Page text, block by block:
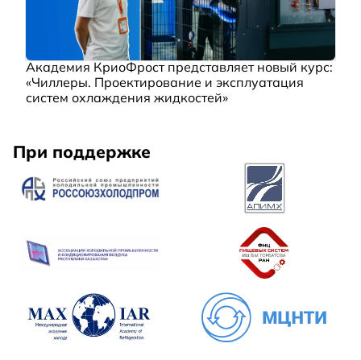
Академия КриоФрост представляет новый курс:
«Чиллеры. Проектирование и эксплуатация
систем охлаждения жидкостей»
При поддержке